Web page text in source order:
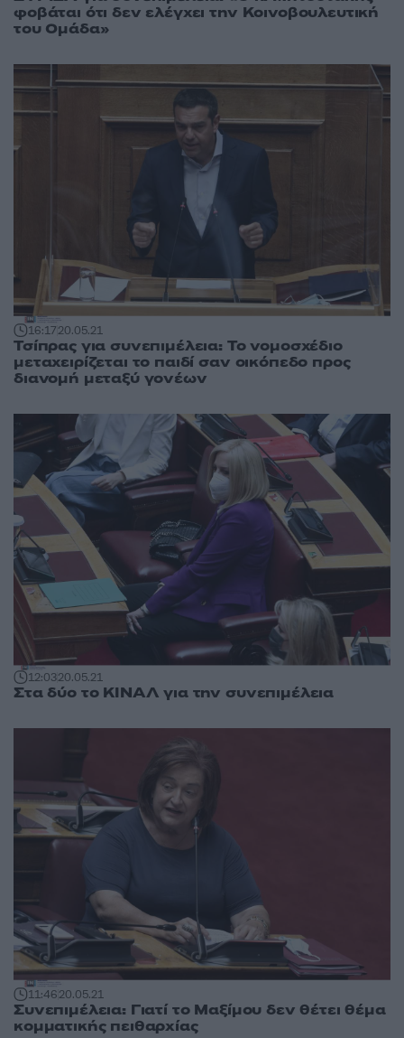
φοβάται ότι δεν ελέγχει την Κοινοβουλευτική
του Ομάδα»
16:1720.05.21
Τσίπρας για συνεπιμέλεια: Το νομοσχέδιο
μεταχειρίζεται το παιδί σαν οικόπεδο προς
διανομή μεταξύ γονέων
12:0320.05.21
Στα δύο το ΚΙΝΑΛ για την συνεπιμέλεια
11:4620.05.21
Συνεπιμέλεια: Γιατί το Μαξίμου δεν θέτει θέμα
κομματικής πειθαρχίας